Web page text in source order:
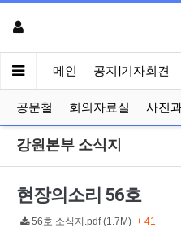
메인 공지|기자회견
공문철 회의자료실 사진
강원본부 소식지
현장의소리 56호
56호 소식지.pdf (1.7M) + 41